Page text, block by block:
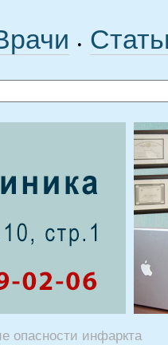
•
опасности инфаркта